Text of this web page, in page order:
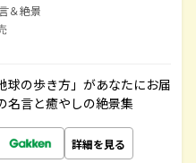
＆絶景
球の歩き方」があなたにお届
名言と癒やしの絶景集
詳細を見る